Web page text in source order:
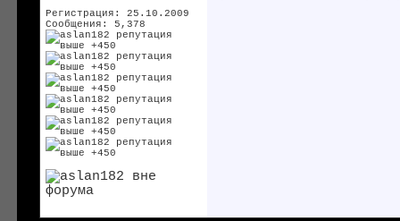
Регистрация: 25.10.2009
Сообщения: 5,378